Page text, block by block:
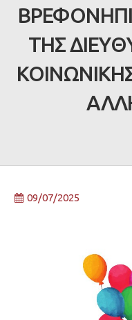
ΤΗΣ
09/07/2025